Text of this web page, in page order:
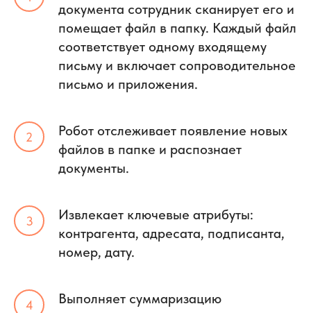
документа сотрудник сканирует его и
помещает файл в папку. Каждый файл
соответствует одному входящему
письму и включает сопроводительное
письмо и приложения.
Робот отслеживает появление новых
файлов в папке и распознает
документы.
Извлекает ключевые атрибуты:
контрагента, адресата, подписанта,
номер, дату.
Выполняет суммаризацию